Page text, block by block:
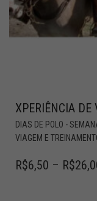
XPERIÊNCIA DE
DIAS DE POLO -
VIAGEM E
R$6,50 – R$